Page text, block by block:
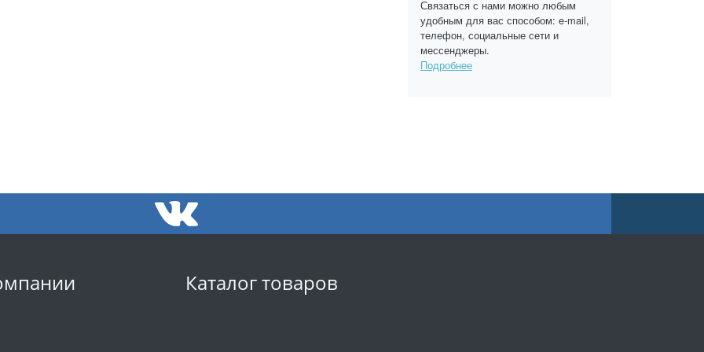
Связаться с нами можно любым
удобным для вас способом: e-mail,
телефон, социальные сети и
мессенджеры.
Подробнее
Каталог товаров